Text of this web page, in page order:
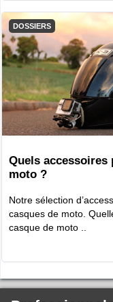
DOSSIERS
Quels accessoires
moto ?
Notre sélection
casques de moto.
casque de moto ..